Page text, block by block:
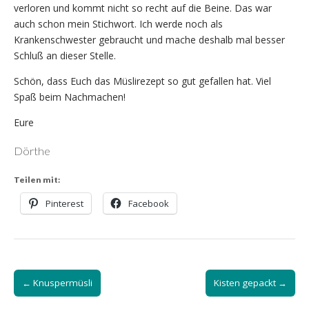
verloren und kommt nicht so recht auf die Beine. Das war
auch schon mein Stichwort. Ich werde noch als
Krankenschwester gebraucht und mache deshalb mal besser
Schluß an dieser Stelle.
Schön, dass Euch das Müslirezept so gut gefallen hat. Viel
Spaß beim Nachmachen!
Eure
Dörthe
Teilen mit:
Pinterest Facebook
Post
navigation
← Knuspermüsli Kisten gepackt →